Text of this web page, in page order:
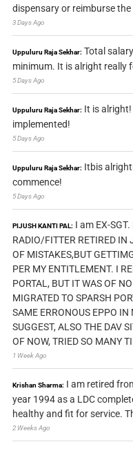
dispensary or reimburse the
3 Days Ago
Uppuluru Raja Sekhar: Total
minimum. It is alright really
5 Days Ago
Uppuluru Raja Sekhar: It is alright!
implemented!
5 Days Ago
Uppuluru Raja Sekhar: Itbis
commence!
5 Days Ago
PIJUSH KANTI PAL: I am EX-
RADIO/FITTER RETIRED IN
OF MISTAKES,BUT
PER MY ENTITLEMENT. I
PORTAL, BUT IT WAS OF
MIGRATED TO SPARSH
SAME ERRONOUS EPPO IN
SUGGEST, ALSO THE DAV
OF NOW, TRIED SO MANY
1 Week Ago
Krishan Sharma: I am retired
year 1994 as a LDC
healthy and fit for service.
2 Weeks Ago